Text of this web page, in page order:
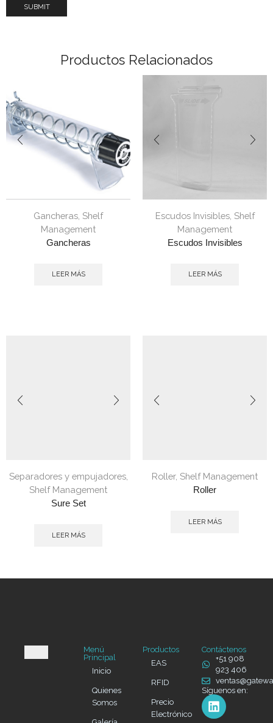
Productos Relacionados
Gancheras Shelf
Management
Gancheras
LEER MÁS
Escudos Invisibles, Shelf
Management
Escudos Invisibles
LEER MÁS
Separadores y empujadores,
Shelf Management
Sure Set
LEER MÁS
Roller, Shelf Management
Roller
LEER MÁS
Menú
Principal
Inicio
Quienes
Somos
Productos
EAS
RFID
Precio
Electrónico
Contáctenos
+51 908
923 406
Síguenos en: